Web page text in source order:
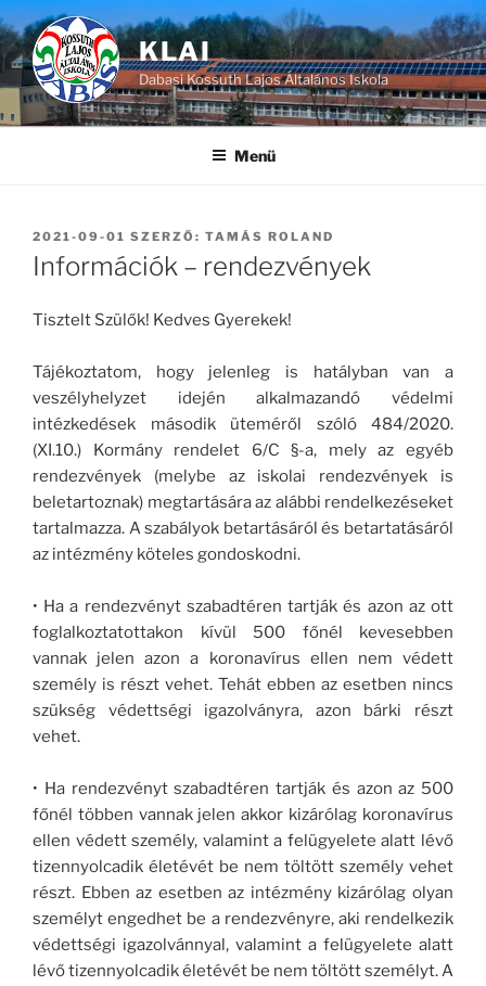
Tartalomhoz
KLAI
Dabasi Kossuth Lajos Általános Iskola
Menü
BEKÜLDVE:
2021-09-01 SZERZŐ: TAMÁS ROLAND
Információk – rendezvények
Tisztelt Szülők! Kedves Gyerekek!
Tájékoztatom, hogy jelenleg is hatályban van a
veszélyhelyzet idején alkalmazandó védelmi
intézkedések második üteméről szóló 484/2020.
(XI.10.) Kormány rendelet 6/C §-a, mely az egyéb
rendezvények (melybe az iskolai rendezvények is
beletartoznak) megtartására az alábbi rendelkezéseket
tartalmazza. A szabályok betartásáról és betartatásáról
az intézmény köteles gondoskodni.
• Ha a rendezvényt szabadtéren tartják és azon az ott
foglalkoztatottakon kívül 500 főnél kevesebben
vannak jelen azon a koronavírus ellen nem védett
személy is részt vehet. Tehát ebben az esetben nincs
szükség védettségi igazolványra, azon bárki részt
vehet.
• Ha rendezvényt szabadtéren tartják és azon az 500
főnél többen vannak jelen akkor kizárólag koronavírus
ellen védett személy, valamint a felügyelete alatt lévő
tizennyolcadik életévét be nem töltött személy vehet
részt. Ebben az esetben az intézmény kizárólag olyan
személyt engedhet be a rendezvényre, aki rendelkezik
védettségi igazolvánnyal, valamint a felügyelete alatt
lévő tizennyolcadik életévét be nem töltött személyt. A